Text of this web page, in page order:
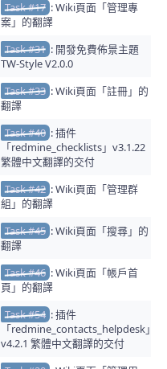
Task #17 : Wiki頁面「管理專
案」的翻譯
Task #31 : 開發免費佈景主題
TW-Style V2.0.0
Task #33 : Wiki頁面「註冊」的
翻譯
Task #40 : 插件
「redmine_checklists」v3.1.22
繁體中文翻譯的交付
Task #42 : Wiki頁面「管理群
組」的翻譯
Task #45 : Wiki頁面「搜尋」的
翻譯
Task #46 : Wiki頁面「帳戶首
頁」的翻譯
Task #54 : 插件
「redmine_contacts_helpdesk」
v4.2.1 繁體中文翻譯的交付